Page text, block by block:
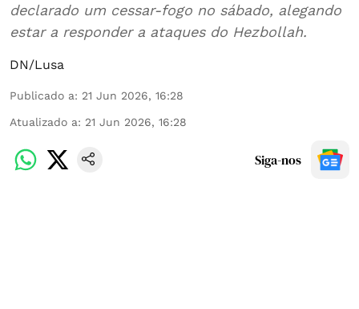
declarado um cessar-fogo no sábado, alegando
estar a responder a ataques do Hezbollah.
DN/Lusa
Publicado a: 21 Jun 2026, 16:28
Atualizado a: 21 Jun 2026, 16:28
Siga-nos